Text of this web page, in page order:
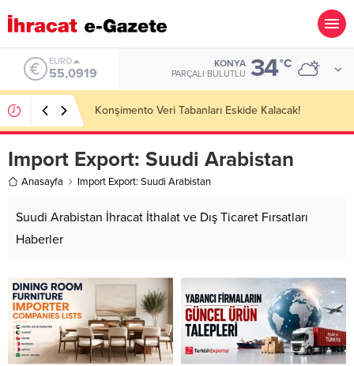
ALTIN
6.525,81
KONYA
PARÇALI BULUTLU 34°C
Cat Litter Importer Companies Lists
Import Export: Suudi Arabistan
Anasayfa Import Export: Suudi Arabistan
Suudi Arabistan İhracat İthalat ve Dış Ticaret Fırsatları
Haberler